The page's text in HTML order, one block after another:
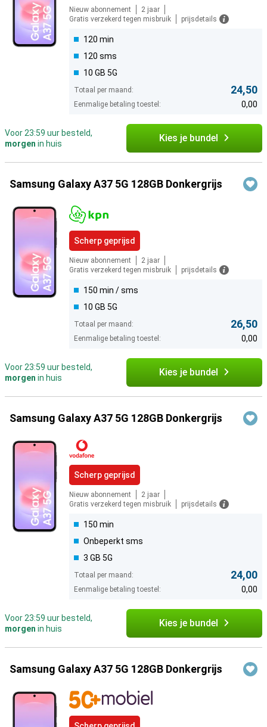
Nieuw abonnement
2 jaar
Gratis verzekerd tegen misbruik
prijsdetails
120 min
120 sms
10 GB 5G
Totaal per maand: 24,50
Eenmalige betaling toestel: 0,00
Voor 23:59 uur besteld,
morgen in huis Kies je bundel
Samsung Galaxy A37 5G 128GB Donkergrijs
Scherp geprijsd
Nieuw abonnement
2 jaar
Gratis verzekerd tegen misbruik
prijsdetails
150 min / sms
10 GB 5G
Totaal per maand: 26,50
Eenmalige betaling toestel: 0,00
Voor 23:59 uur besteld,
morgen in huis Kies je bundel
Samsung Galaxy A37 5G 128GB Donkergrijs
Scherp geprijsd
Nieuw abonnement
2 jaar
Gratis verzekerd tegen misbruik
prijsdetails
150 min
Onbeperkt sms
3 GB 5G
Totaal per maand: 24,00
Eenmalige betaling toestel: 0,00
Voor 23:59 uur besteld,
morgen in huis Kies je bundel
Samsung Galaxy A37 5G 128GB Donkergrijs